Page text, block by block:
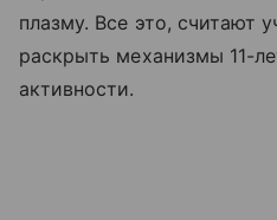
плазму. Все это, считают
раскрыть механизмы 11-
активности.